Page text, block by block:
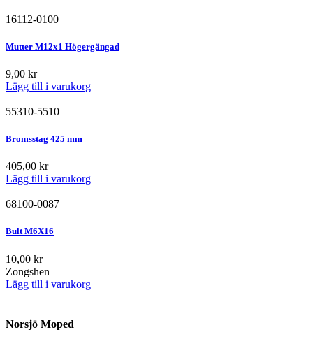
16112-0100
Mutter M12x1 Högergängad
9,00 kr
Lägg till i varukorg
55310-5510
Bromsstag 425 mm
405,00 kr
Lägg till i varukorg
68100-0087
Bult M6X16
10,00 kr
Zongshen
Lägg till i varukorg
Norsjö Moped